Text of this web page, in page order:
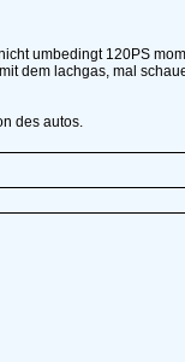
umbedingt 120PS
dem lachgas, mal
des autos.